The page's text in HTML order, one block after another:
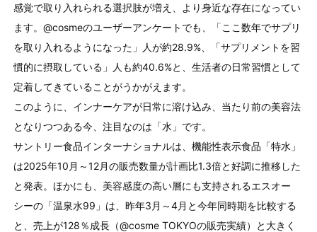
感覚で取り入れられる選択肢が増え、より身近な存在になってい
ます。@cosmeのユーザーアンケートでも、「ここ数年でサプリ
を取り入れるようになった」人が約28.9%、「サプリメントを習
慣的に摂取している」人も約40.6%と、生活者の日常習慣として
定着してきていることがうかがえます。
このように、インナーケアが日常に溶け込み、当たり前の美容法
となりつつある今、注目なのは「水」です。
サントリー食品インターナショナルは、機能性表示食品「特水」
は2025年10月～12月の販売数量が計画比1.3倍と好調に推移した
と発表。ほかにも、美容感度の高い層にも支持されるエスオー
シーの「温泉水99」は、昨年3月～4月と今年同時期を比較する
と、売上が128％成長（@cosme TOKYOの販売実績）と大きく